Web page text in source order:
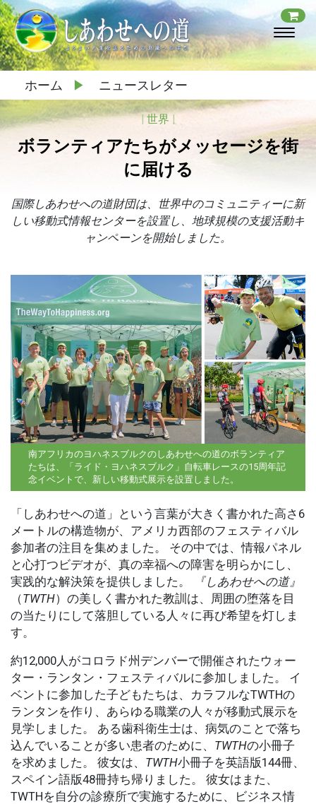
ホーム ▶ ニュースレター
|世界 |
ボランティアたちがメッセージを街
に届ける
国際しあわせへの道財団は、世界中のコミュニティーに新
しい移動式情報センターを設置し、地球規模の支援活動キ
ャンペーンを開始しました。
南アフリカのヨハネスブルクのしあわせへの道のボランティア
たちは、「ライド・ヨハネスブルク」自転車レースの15周年記
念イベントで、新しい移動式展示を設置しました。
「しあわせへの道」という言葉が大きく書かれた高さ6
メートルの構造物が、アメリカ西部のフェスティバル
参加者の注目を集めました。 その中では、情報パネル
と心打つビデオが、真の幸福への障害を明らかにし、
実践的な解決策を提供しました。
『しあわせへの道』
（TWTH）の美しく書かれた教訓は、周囲の堕落を目
の当たりにして落胆している人々に再び希望を灯しま
す。
約12,000人がコロラド州デンバーで開催されたウォー
ター・ランタン・フェスティバルに参加しました。 イ
ベントに参加した子どもたちは、カラフルなTWTHの
ランタンを作り、あらゆる職業の人々が移動式展示を
見学しました。 ある歯科衛生士は、病気のことで落ち
込んでいることが多い患者のために、 TWTHの小冊子
を求めました。 彼女は、 TWTH小冊子を英語版144冊、
スペイン語版48冊持ち帰りました。 彼女はまた、
TWTHを自分の診療所で実施するために、ビジネス情